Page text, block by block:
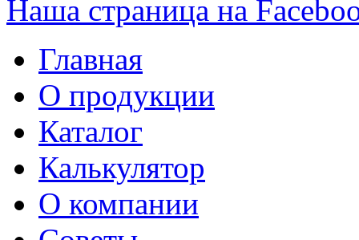
Наша страница на
Главная
О продукции
Каталог
Калькулятор
О компании